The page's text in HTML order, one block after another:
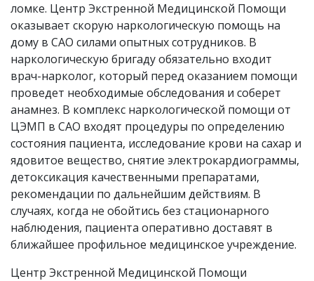
ломке. Центр Экстренной Медицинской Помощи
оказывает скорую наркологическую помощь на
дому в САО силами опытных сотрудников. В
наркологическую бригаду обязательно входит
врач-нарколог, который перед оказанием помощи
проведет необходимые обследования и соберет
анамнез. В комплекс наркологической помощи от
ЦЭМП в САО входят процедуры по определению
состояния пациента, исследование крови на сахар и
ядовитое вещество, снятие электрокардиограммы,
детоксикация качественными препаратами,
рекомендации по дальнейшим действиям. В
случаях, когда не обойтись без стационарного
наблюдения, пациента оперативно доставят в
ближайшее профильное медицинское учреждение.
Центр Экстренной Медицинской Помощи